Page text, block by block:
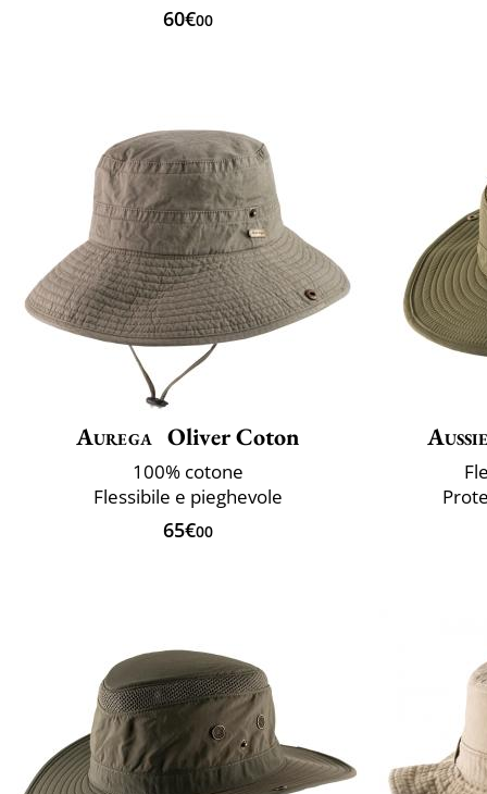
60€00
Aurega Oliver Coton
100% cotone
Flessibile e pieghevole
65€00